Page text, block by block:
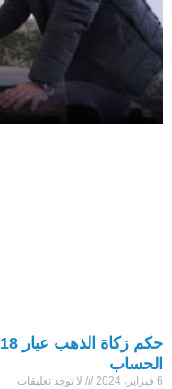
الحساب
6 فبراير، 2024 لا توجد تعليقات